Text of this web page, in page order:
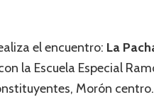
el encuentro: La
la Escuela Especial
Morón centro.